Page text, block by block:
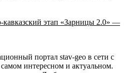
кавказский этап «Зарницы 2.0» —
портал stav-geo в сети с
самом интересном и актуальном.